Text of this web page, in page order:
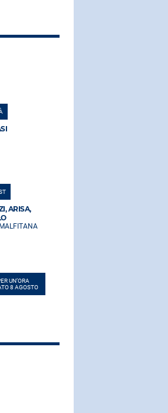
ARISA,
UN’ORA
8 AGOSTO